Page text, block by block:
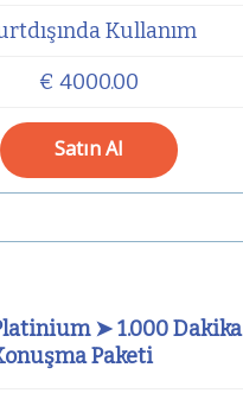
Kullanım
€ 4000.00
Satın Al
➤ 1.000 Dakika
Paketi